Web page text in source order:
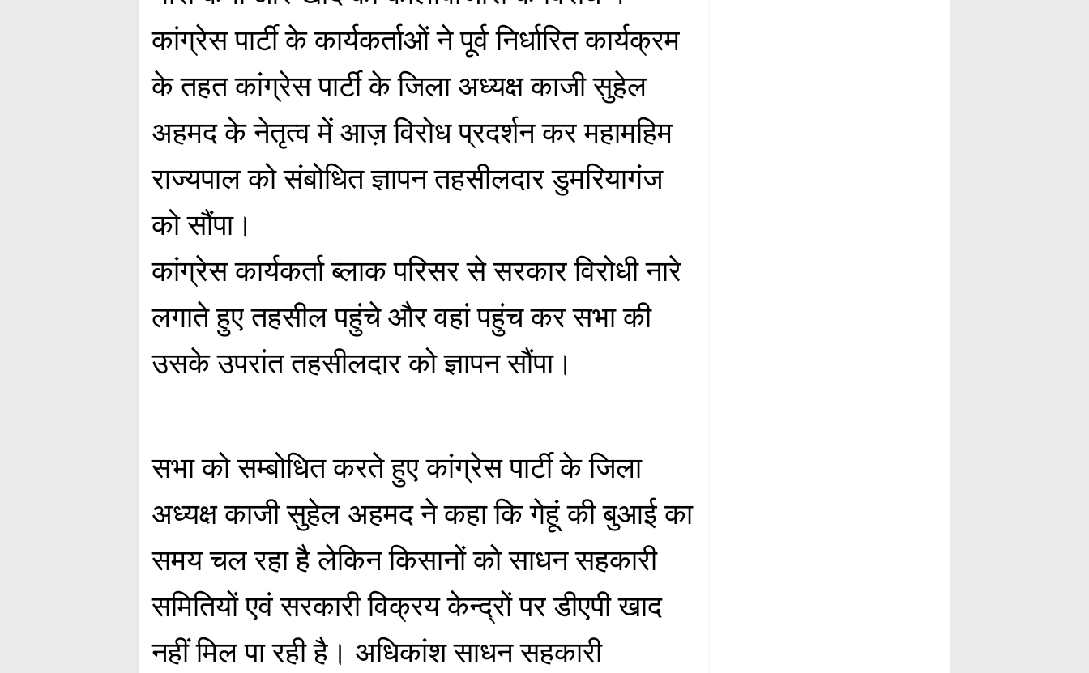
कांग्रेस पार्टी के कार्यकर्ताओं ने पूर्व निर्धारित कार्यक्रम
के तहत कांग्रेस पार्टी के जिला अध्यक्ष काजी सुहेल
अहमद के नेतृत्व में आज़ विरोध प्रदर्शन कर महामहिम
राज्यपाल को संबोधित ज्ञापन तहसीलदार डुमरियागंज
को सौंपा।
कांग्रेस कार्यकर्ता ब्लाक परिसर से सरकार विरोधी नारे
लगाते हुए तहसील पहुंचे और वहां पहुंच कर सभा की
उसके उपरांत तहसीलदार को ज्ञापन सौंपा।
सभा को सम्बोधित करते हुए कांग्रेस पार्टी के जिला
अध्यक्ष काजी सुहेल अहमद ने कहा कि गेहूं की बुआई का
समय चल रहा है लेकिन किसानों को साधन सहकारी
समितियों एवं सरकारी विक्रय केन्द्रों पर डीएपी खाद
नहीं मिल पा रही है। अधिकांश साधन सहकारी